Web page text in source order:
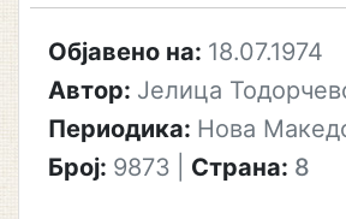
Објавено на: 18.07.1974
Автор: Јелица
Периодика: Нова
Број: 9873 Страна: 8